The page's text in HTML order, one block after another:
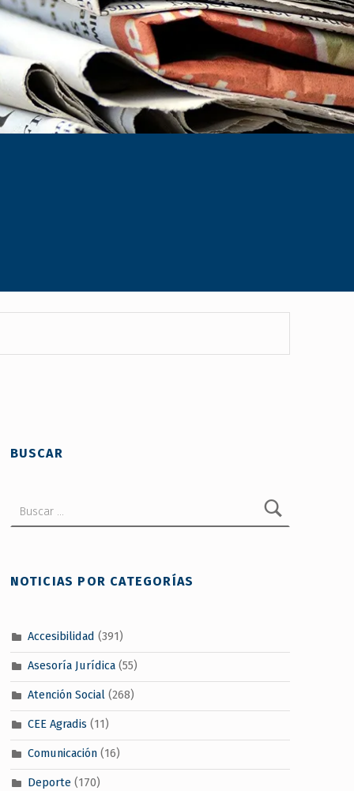
BUSCAR
NOTICIAS POR CATEGORÍAS
Accesibilidad (391)
Asesoría Jurídica(55)
Atención Social(268)
CEE Agradis (11)
Comunicación(16)
Deporte(170)